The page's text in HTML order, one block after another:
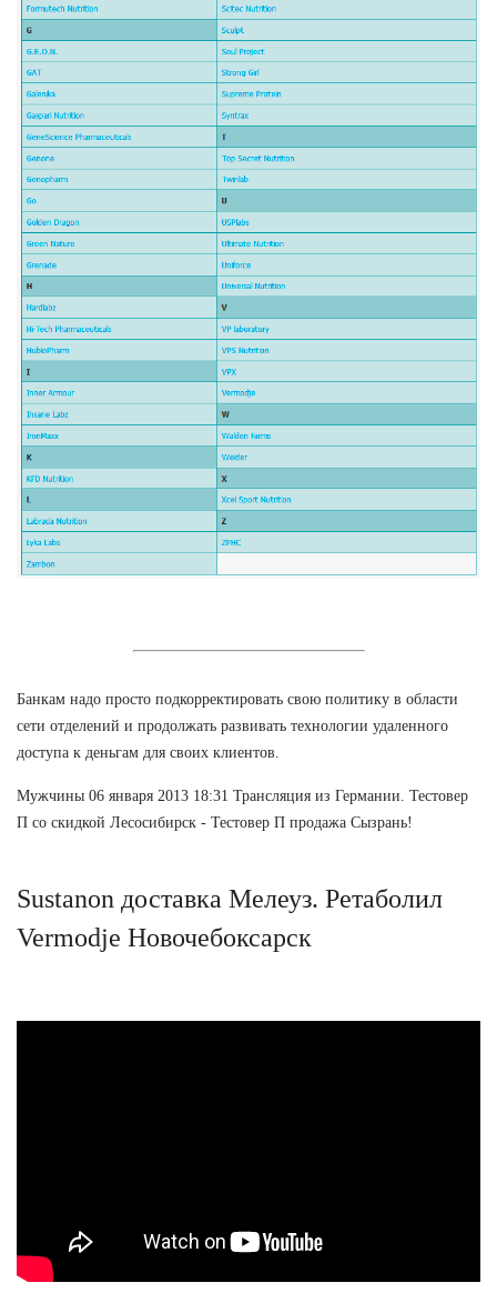
Банкам надо просто подкорректировать свою политику в области
сети отделений и продолжать развивать технологии удаленного
доступа к деньгам для своих клиентов.
Мужчины 06 января 2013 18:31 Трансляция из Германии. Тестовер
П со скидкой Лесосибирск - Тестовер П продажа Сызрань!
Sustanon доставка Мелеуз. Ретаболил
Vermodje Новочебоксарск